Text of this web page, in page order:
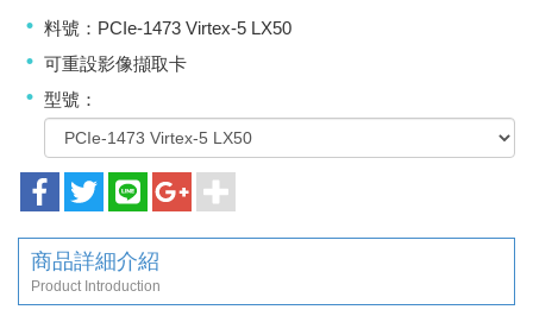
料號：PCIe-1473 Virtex-5 LX50
可重設影像擷取卡
型號：
商品詳細介紹
Product Introduction